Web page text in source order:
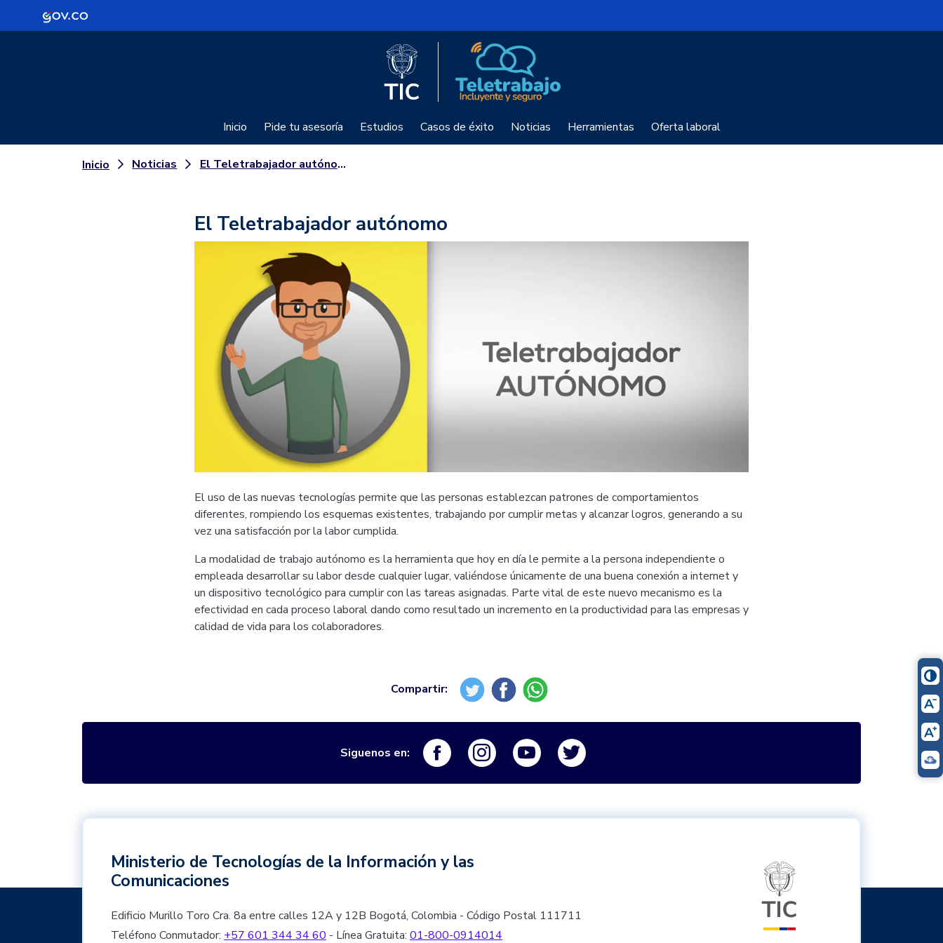
Logo Gobierno de Colombia
Logo del Ministerio TIC
Inicio Pide tu asesoría Estudios Casos de éxito Noticias Herramientas Oferta laboral
Inicio Noticias El Teletrabajador autónomo
El Teletrabajador autónomo
El uso de las nuevas tecnologías permite que las personas establezcan patrones de comportamientos
diferentes, rompiendo los esquemas existentes, trabajando por cumplir metas y alcanzar logros, generando a su
vez una satisfacción por la labor cumplida.
La modalidad de trabajo autónomo es la herramienta que hoy en día le permite a la persona independiente o
empleada desarrollar su labor desde cualquier lugar, valiéndose únicamente de una buena conexión a internet y
un dispositivo tecnológico para cumplir con las tareas asignadas. Parte vital de este nuevo mecanismo es la
efectividad en cada proceso laboral dando como resultado un incremento en la productividad para las empresas y
calidad de vida para los colaboradores.
Siguenos en: Logo FacebookLogo InstagramLogo Youtube
Ministerio de Tecnologías de la Información y las
Comunicaciones
Edificio Murillo Toro Cra. 8a entre calles 12A y 12B Bogotá, Colombia - Código Postal 111711
Teléfono Conmutador: +57 601 344 34 60 - Línea Gratuita: 01-800-0914014